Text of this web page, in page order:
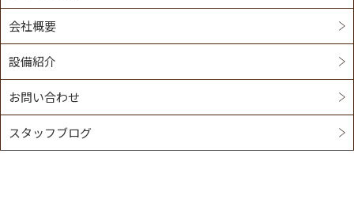
会社概要
設備紹介
お問い合わせ
スタッフブログ